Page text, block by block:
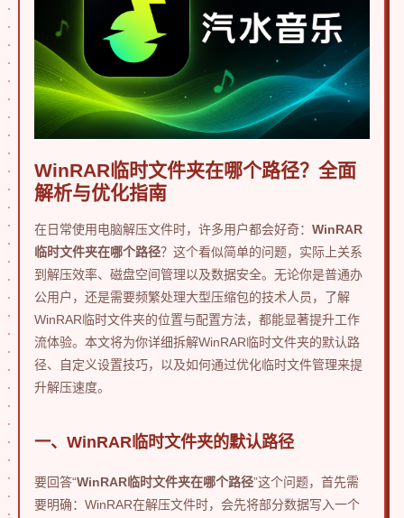
WinRAR临时文件夹在哪个路径？全面
解析与优化指南
在日常使用电脑解压文件时，许多用户都会好奇： WinRAR
临时文件夹在哪个路径？这个看似简单的问题，实际上关系
到解压效率、磁盘空间管理以及数据安全。无论你是普通办
公用户，还是需要频繁处理大型压缩包的技术人员，了解
WinRAR临时文件夹的位置与配置方法，都能显著提升工作
流体验。本文将为你详细拆解WinRAR临时文件夹的默认路
径、自定义设置技巧，以及如何通过优化临时文件管理来提
升解压速度。
一、WinRAR临时文件夹的默认路径
要回答“WinRAR临时文件夹在哪个路径”这个问题，首先需
要明确：WinRAR在解压文件时，会先将部分数据写入一个